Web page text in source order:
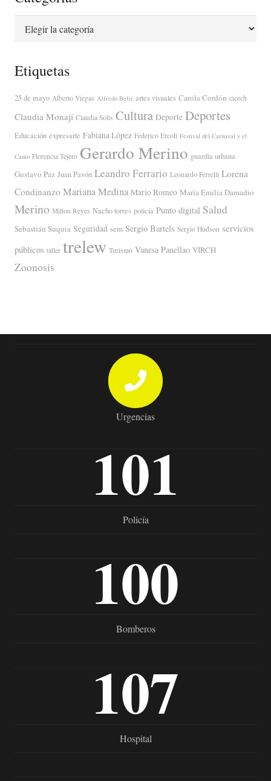
Categorías
Etiquetas
25 de mayo Alberto Viegas Alfredo Beliz artes visuales Carola Cordón cicech
Claudia Monají Claudia Solis Cultura Deporte Deportes
Educación expresarte Fabiana López Federico Ercoli Festival del Carnaval y el
Canto Florencia Tejero Gerardo Merino guardia urbana
Gustavo Paz Juan Pavón Leandro Ferrario Leonardo Ferrelli Lorena
Condinanzo Mariana Medina Mario Romeo María Emilia Damadio
Merino Milton Reyes Nacho torres policía Punto digital Salud
Sebastián Suquia Seguridad sem Sergio Bartels Sergio Hudson servicios
públicos taller trelew Turismo Vanesa Panellao VIRCH
Zoonosis
Urgencias
101
Policía
100
Bomberos
107
Hospital